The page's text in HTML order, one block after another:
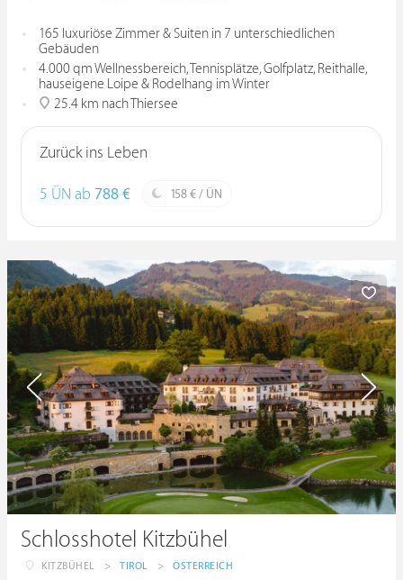
165 luxuriöse Zimmer & Suiten in 7 unterschiedlichen
Gebäuden
4.000 qm Wellnessbereich, Tennisplätze, Golfplatz, Reithalle,
hauseigene Loipe & Rodelhang im Winter
25.4 km nach Thiersee
Zurück ins Leben
5 ÜN ab 788 € 158 € / ÜN
Schlosshotel Kitzbühel
KITZBÜHEL > TIROL > ÖSTERREICH